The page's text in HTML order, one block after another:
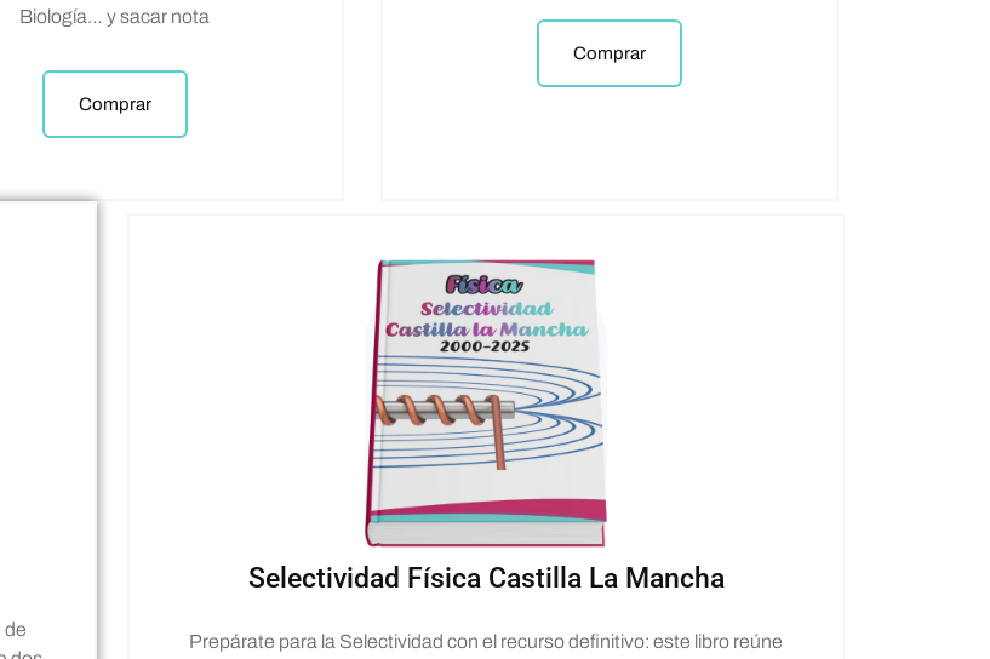
Biología… y sacar nota
Comprar
Comprar
de
Selectividad Física Castilla La Mancha
Prepárate para la Selectividad con el recurso definitivo: este libro reúne